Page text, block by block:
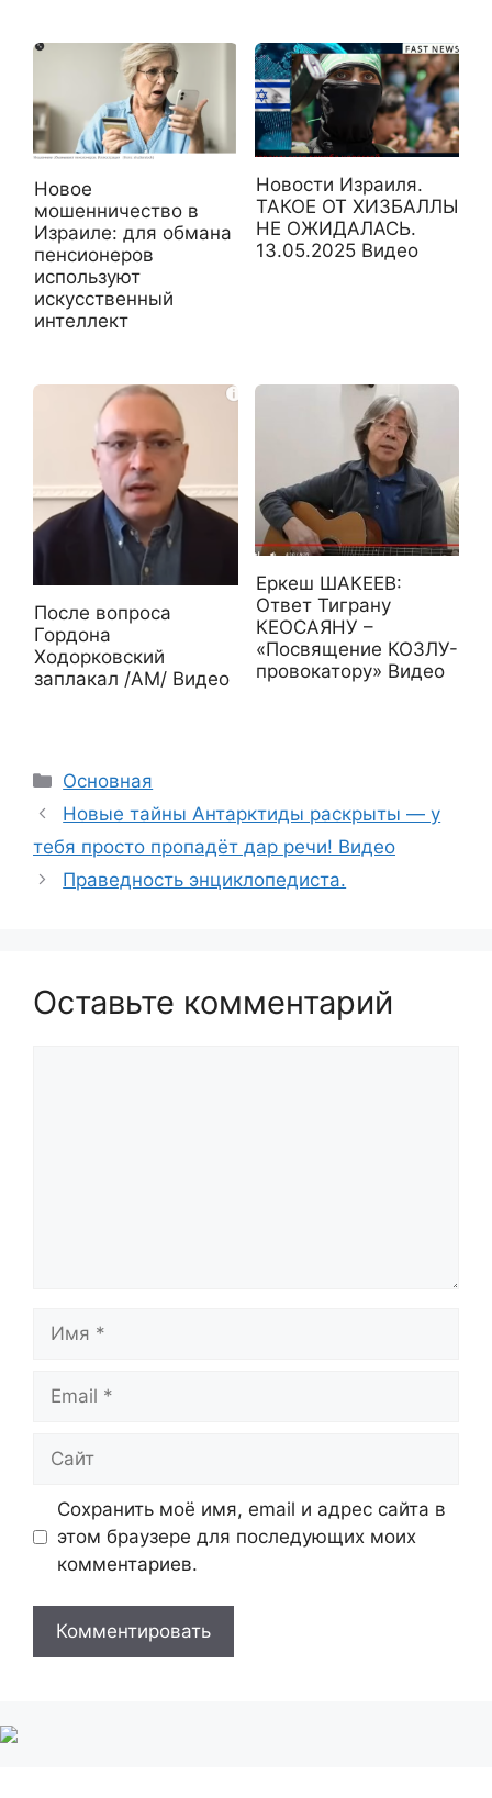
Новое
мошенничество в
Израиле: для обмана
пенсионеров
используют
искусственный
интеллект
Новости Израиля.
ТАКОЕ ОТ ХИЗБАЛЛЫ
НЕ ОЖИДАЛАСЬ.
13.05.2025 Видео
После вопроса
Гордона
Ходорковский
заплакал /АМ/ Видео
Еркеш ШАКЕЕВ:
Ответ Тиграну
КЕОСАЯНУ –
«Посвящение КОЗЛУ-
провокатору» Видео
Рубрики
Основная
Новые тайны Антарктиды раскрыты — у
тебя просто пропадёт дар речи! Видео
Праведность энциклопедиста.
Оставьте комментарий
Сохранить моё имя, email и адрес сайта в
этом браузере для последующих моих
комментариев.